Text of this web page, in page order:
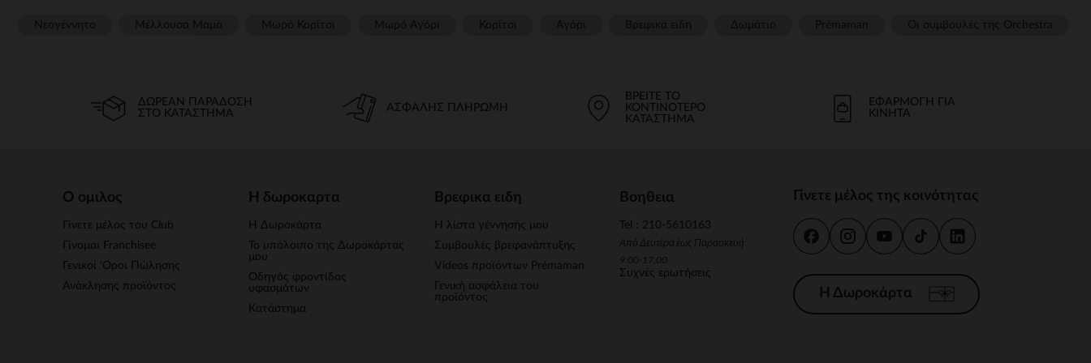
ΔΩΡΕΆΝ ΠΑΡΆΔΟΣΗ
ΣΤΟ ΚΑΤΆΣΤΗΜΑ
ΑΣΦΑΛΉΣ ΠΛΗΡΩΜΉ
ΒΡΕΊΤΕ ΤΟ
ΚΟΝΤΙΝΌΤΕΡΟ
ΚΑΤΆΣΤΗΜΑ
ΕΦΑΡΜΟΓΉ ΓΙΑ
ΚΙΝΗΤΆ
Ο ομιλος
Γίνετε μέλος του Club
Γίνομαι Franchisee
Γενικοί 'Οροι Πώλησης
Ανάκλησης προϊόντος
Η δωροκαρτα
Η Δωροκάρτα
Το υπόλοιπο της Δωροκάρτας
μου
Οδηγός φροντίδας
υφασμάτων
Κατάστημα
Βρεφικα ειδη
Η λίστα γέννησής μου
Συμβουλές βρεφανάπτυξης
Videos προϊόντων Prémaman
Γενική ασφάλεια του
προϊόντος
Βοηθεια
Tel : 210-5610163
Από Δευτέρα έως Παρασκευή
9.00-17.00
Συχνές ερωτήσεις
Γίνετε μέλος της κοινότητας
Η Δωροκάρτα